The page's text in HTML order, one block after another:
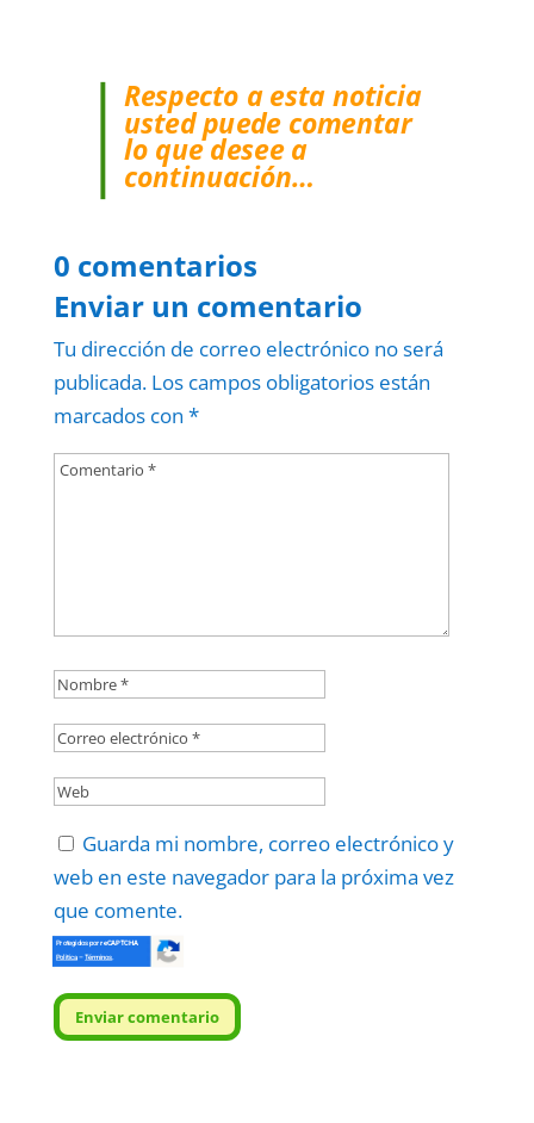
Respecto a esta noticia
usted puede comentar
lo que desee a
continuación…
0 comentarios
Enviar un comentario
Tu dirección de correo electrónico no será
publicada. Los campos obligatorios están
marcados con *
Guarda mi nombre, correo electrónico y
web en este navegador para la próxima vez
que comente.
Enviar comentario
Protegidos porreCAPTCHA
Politica–Términos